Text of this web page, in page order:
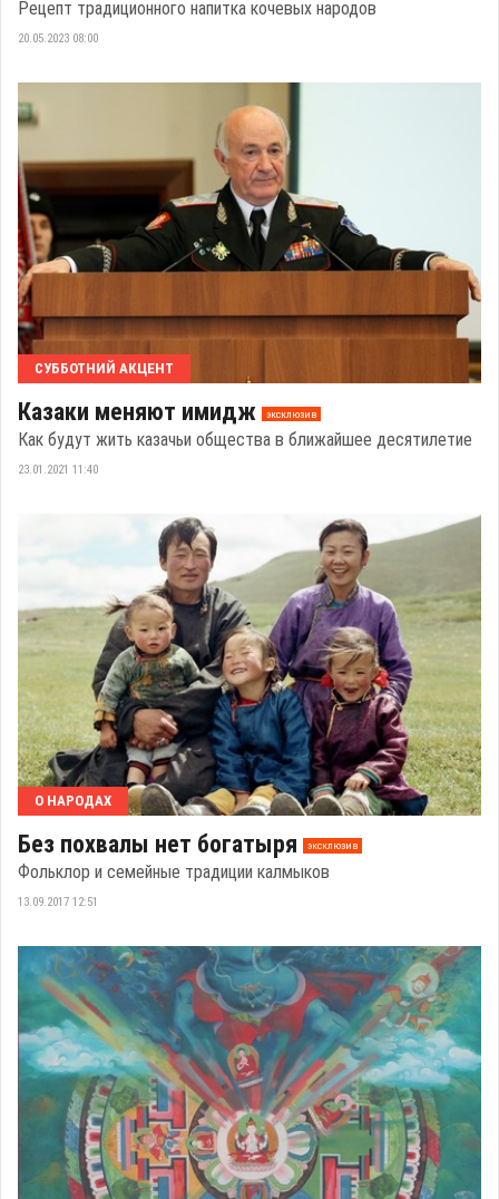
Рецепт традиционного напитка кочевых народов
20.05.2023 08:00
СУББОТНИЙ АКЦЕНТ
Казаки меняют имидж эксклюзив
Как будут жить казачьи общества в ближайшее десятилетие
23.01.2021 11:40
О НАРОДАХ
Без похвалы нет богатыря эксклюзив
Фольклор и семейные традиции калмыков
13.09.2017 12:51